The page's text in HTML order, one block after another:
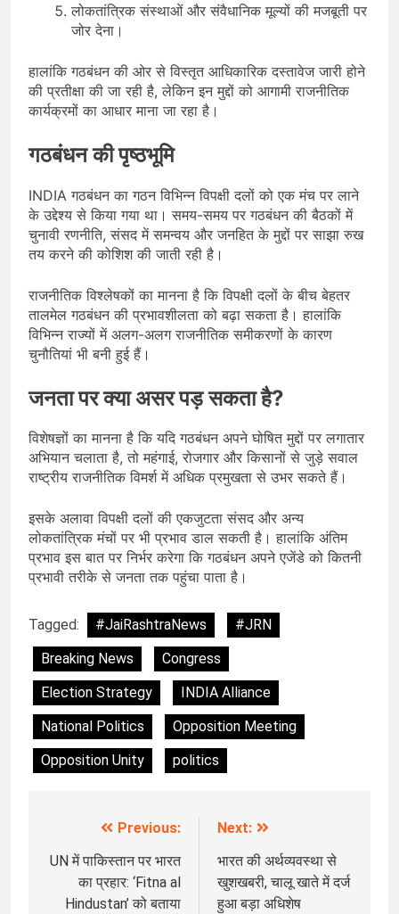
लोकतांत्रिक संस्थाओं और संवैधानिक मूल्यों की मजबूती पर
जोर देना।
हालांकि गठबंधन की ओर से विस्तृत आधिकारिक दस्तावेज जारी होने
की प्रतीक्षा की जा रही है, लेकिन इन मुद्दों को आगामी राजनीतिक
कार्यक्रमों का आधार माना जा रहा है।
गठबंधन की पृष्ठभूमि
INDIA गठबंधन का गठन विभिन्न विपक्षी दलों को एक मंच पर लाने
के उद्देश्य से किया गया था। समय-समय पर गठबंधन की बैठकों में
चुनावी रणनीति, संसद में समन्वय और जनहित के मुद्दों पर साझा रुख
तय करने की कोशिश की जाती रही है।
राजनीतिक विश्लेषकों का मानना है कि विपक्षी दलों के बीच बेहतर
तालमेल गठबंधन की प्रभावशीलता को बढ़ा सकता है। हालांकि
विभिन्न राज्यों में अलग-अलग राजनीतिक समीकरणों के कारण
चुनौतियां भी बनी हुई हैं।
जनता पर क्या असर पड़ सकता है?
विशेषज्ञों का मानना है कि यदि गठबंधन अपने घोषित मुद्दों पर लगातार
अभियान चलाता है, तो महंगाई, रोजगार और किसानों से जुड़े सवाल
राष्ट्रीय राजनीतिक विमर्श में अधिक प्रमुखता से उभर सकते हैं।
इसके अलावा विपक्षी दलों की एकजुटता संसद और अन्य
लोकतांत्रिक मंचों पर भी प्रभाव डाल सकती है। हालांकि अंतिम
प्रभाव इस बात पर निर्भर करेगा कि गठबंधन अपने एजेंडे को कितनी
प्रभावी तरीके से जनता तक पहुंचा पाता है।
Tagged: #JaiRashtraNews
#JRN
Breaking News
Congress
Election Strategy
INDIA Alliance
National Politics
Opposition Meeting
Opposition Unity
politics
navigation
Previous:
UN में पाकिस्तान पर भारत
का प्रहार: ‘Fitna al
Hindustan’ को बताया
Next:
भारत की अर्थव्यवस्था से
खुशखबरी, चालू खाते में दर्ज
हुआ बड़ा अधिशेष